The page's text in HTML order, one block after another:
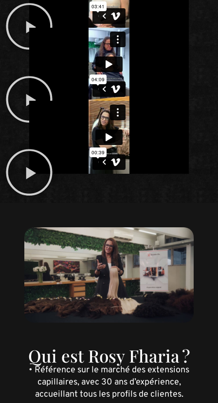
Qui est Rosy Fharia ?
• Référence sur le marché des extensions
capillaires, avec 30 ans d’expérience,
accueillant tous les profils de clientes.